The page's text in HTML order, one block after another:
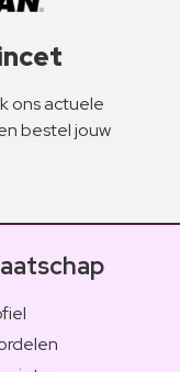
ons actuele
bestel jouw